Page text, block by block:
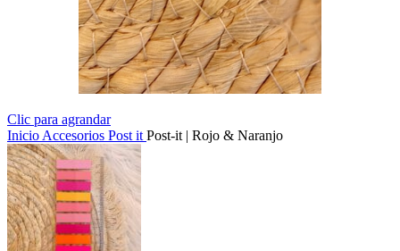
Clic para agrandar
Inicio Accesorios Post it Post-it | Rojo & Naranjo